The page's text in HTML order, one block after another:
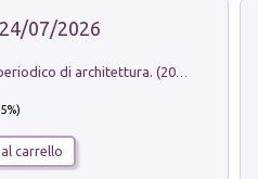
07/2026
Dromos. Libro periodico di architettura. (2026). Vol. 15: Post-model
carrello